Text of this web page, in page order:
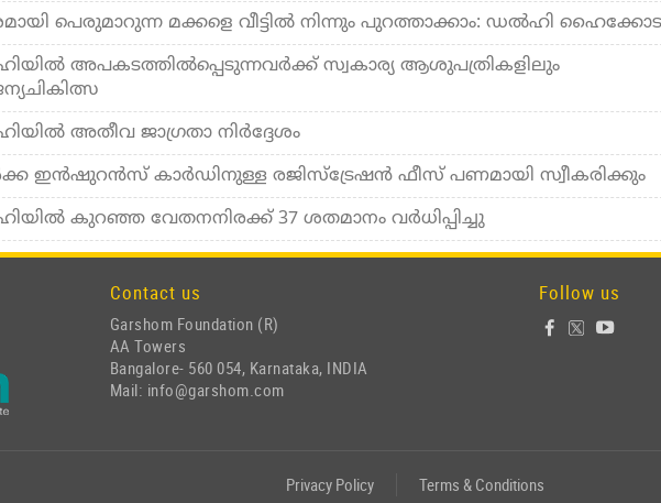
പെരുമാറുന്ന മക്കളെ വീട്ടില്‍ നിന്നും പുറത്താക്കാം: ഡല്‍ഹി
അപകടത്തില്‍പ്പെടുന്നവര്‍ക്ക് സ്വകാര്യ ആശുപത്രികളിലും
അതീവ ജാഗ്രതാ നിര്‍ദ്ദേശം
ഇൻഷുറൻസ് കാർഡിനുള്ള രജിസ്‌ട്രേഷൻ ഫീസ് പണമായി സ്വീകരിക്കും
കുറഞ്ഞ വേതനനിരക്ക് 37 ശതമാനം വര്‍ധിപ്പിച്ചു
Contact us
Garshom Foundation (R)
AA Towers
Bangalore- 560 054, Karnataka, INDIA
Mail: info@garshom.com
Follow us
Privacy Policy Terms & Conditions